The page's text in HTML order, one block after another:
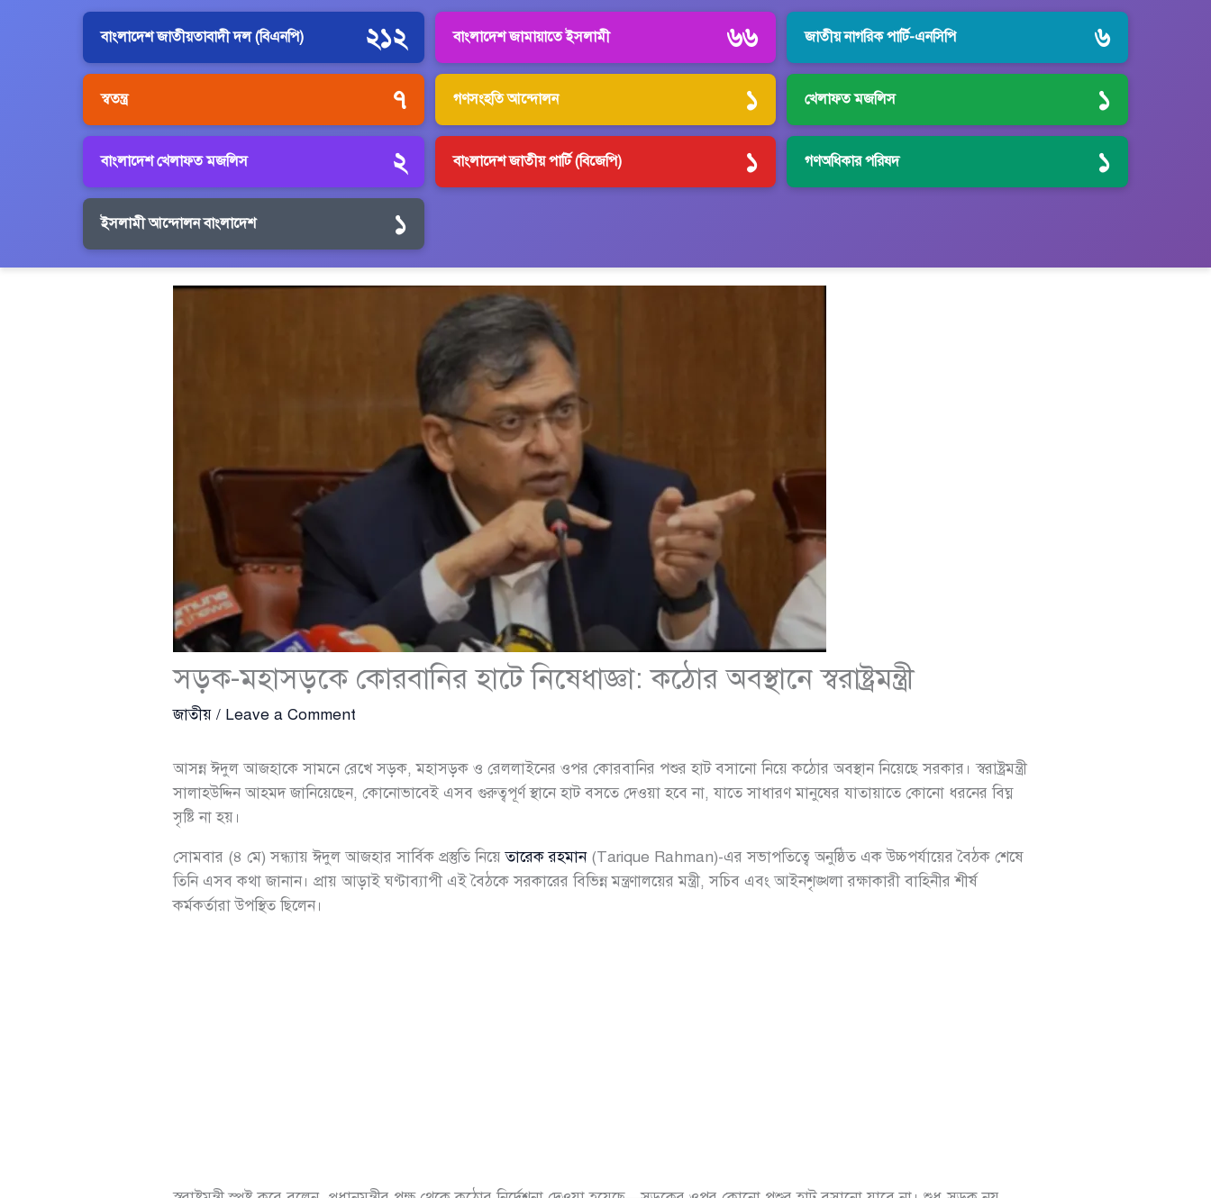
বাংলাদেশ জাতীয়তাবাদী দল (বিএনপি) ২১২ বাংলাদেশ জামায়াতে ইসলামী ৬৬ জাতীয় নাগরিক পার্টি-এনসিপি ৬
স্বতন্ত্র ৭ গণসংহতি আন্দোলন ১ খেলাফত মজলিস ১
বাংলাদেশ খেলাফত মজলিস ২ বাংলাদেশ জাতীয় পার্টি (বিজেপি) ১ গণঅধিকার পরিষদ ১
ইসলামী আন্দোলন বাংলাদেশ ১
সড়ক-মহাসড়কে কোরবানির হাটে নিষেধাজ্ঞা: কঠোর অবস্থানে স্বরাষ্ট্রমন্ত্রী
জাতীয় / Leave a Comment
আসন্ন ঈদুল আজহাকে সামনে রেখে সড়ক, মহাসড়ক ও রেললাইনের ওপর কোরবানির পশুর হাট বসানো নিয়ে কঠোর অবস্থান নিয়েছে সরকার। স্বরাষ্ট্রমন্ত্রী
সালাহউদ্দিন আহমদ জানিয়েছেন, কোনোভাবেই এসব গুরুত্বপূর্ণ স্থানে হাট বসতে দেওয়া হবে না, যাতে সাধারণ মানুষের যাতায়াতে কোনো ধরনের বিঘ্ন
সৃষ্টি না হয়।
সোমবার (৪ মে) সন্ধ্যায় ঈদুল আজহার সার্বিক প্রস্তুতি নিয়েতারেক রহমান(Tarique Rahman)-এর সভাপতিত্বে অনুষ্ঠিত এক উচ্চপর্যায়ের বৈঠক শেষে
তিনি এসব কথা জানান। প্রায় আড়াই ঘণ্টাব্যাপী এই বৈঠকে সরকারের বিভিন্ন মন্ত্রণালয়ের মন্ত্রী, সচিব এবং আইনশৃঙ্খলা রক্ষাকারী বাহিনীর শীর্ষ
কর্মকর্তারা উপস্থিত ছিলেন।